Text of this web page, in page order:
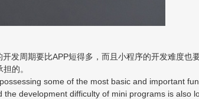
发周期要比APP短得多，而且小程序的开发难度也
的。
some of the most basic and important
development difficulty of mini programs is also